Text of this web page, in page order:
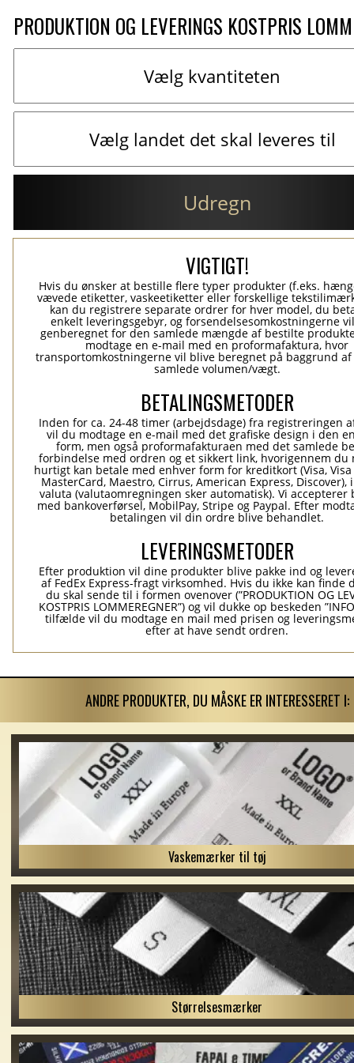
PRODUKTION OG LEVERINGS KOSTPRIS
Udregn
VIGTIGT!
Hvis du ønsker at bestille flere typer produkter (f.eks.
vævede etiketter, vaskeetiketter eller forskellige
kan du registrere separate ordrer for hver model, du
enkelt leveringsgebyr, og forsendelsesomkostningerne
genberegnet for den samlede mængde af bestilte
modtage en e-mail med en proformafaktura, hvor
transportomkostningerne vil blive beregnet på baggrund af
samlede volumen/vægt.
BETALINGSMETODER
Inden for ca. 24-48 timer (arbejdsdage) fra registreringen
vil du modtage en e-mail med det grafiske design i den
form, men også proformafakturaen med det samlede
forbindelse med ordren og et sikkert link, hvorigennem du
hurtigt kan betale med enhver form for kreditkort (Visa, Visa
MasterCard, Maestro, Cirrus, American Express, Discover),
valuta (valutaomregningen sker automatisk). Vi accepterer
med bankoverførsel, MobilPay, Stripe og Paypal. Efter
betalingen vil din ordre blive behandlet.
LEVERINGSMETODER
Efter produktion vil dine produkter blive pakke ind og
af FedEx Express-fragt virksomhed. Hvis du ikke kan finde
du skal sende til i formen ovenover (”PRODUKTION OG
KOSTPRIS LOMMEREGNER”) og vil dukke op beskeden
tilfælde vil du modtage en mail med prisen og
efter at have sendt ordren.
ANDRE PRODUKTER, DU MÅSKE ER INTERESSERET I:
Vaskemærker til tøj
Størrelsesmærker